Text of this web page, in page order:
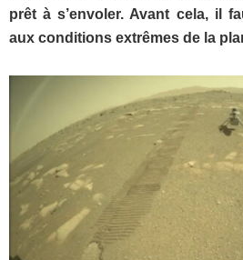
prêt à s’envoler. Avant cela, il
aux conditions extrêmes de la